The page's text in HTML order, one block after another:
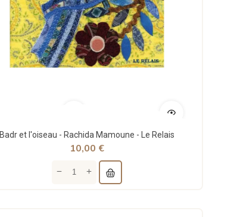
Badr et l'oiseau - Rachida Mamoune - Le Relais
10,00 €